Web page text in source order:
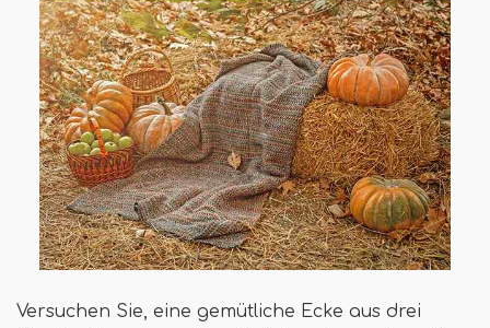
Versuchen Sie, eine gemütliche Ecke aus drei